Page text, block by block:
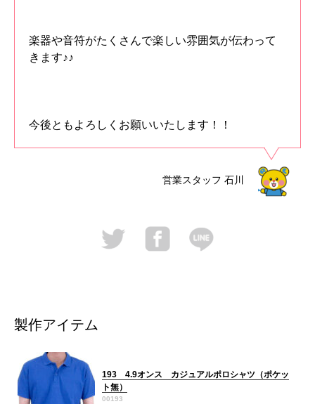
楽器や音符がたくさんで楽しい雰囲気が伝わって
きます♪♪
今後ともよろしくお願いいたします！！
営業スタッフ 石川
製作アイテム
193 4.9オンス カジュアルポロシャツ（ポケッ
ト無）
00193